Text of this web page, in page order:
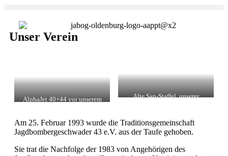
Unser Verein
AlphaJet 40+44 vor unserem
Alte San-Staffel, unserer
Am 25. Februar 1993 wurde die Traditionsgemeinschaft
Jagdbombergeschwader 43 e.V. aus der Taufe gehoben.
Sie trat die Nachfolge der 1983 von Angehörigen des